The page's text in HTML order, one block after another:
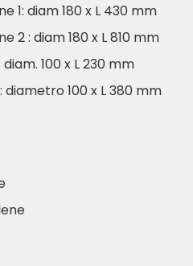
1: diam 180 x L 430 mm
2 : diam 180 x L 810 mm
100 x L 230 mm
diametro 100 x L 380 mm